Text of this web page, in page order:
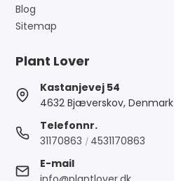
Blog
Sitemap
Plant Lover
Kastanjevej 54
4632 Bjæverskov, Denmark
Telefonnr.
31170863 / 4531170863
E-mail